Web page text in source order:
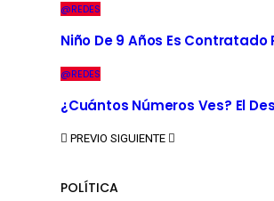
@REDES
Niño De 9 Años Es
@REDES
¿Cuántos Números Ves? El
PREVIO SIGUIENTE
POLÍTICA